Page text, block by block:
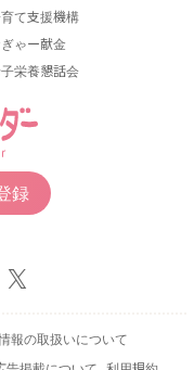
て支援機構
ゃー献金
栄養懇話会
録
報の取扱いについて